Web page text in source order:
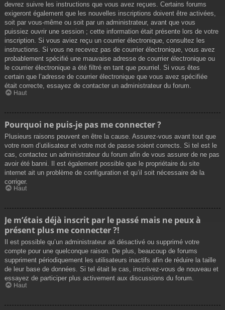
devrez suivre les instructions que vous avez reçues. Certains forums
exigeront également que les nouvelles inscriptions doivent être activées,
soit par vous-même ou soit par un administrateur, avant que vous
puissiez ouvrir une session ; cette information était présente lors de votre
inscription. Si vous aviez reçu un courrier électronique, consultez les
instructions. Si vous ne recevez pas de courrier électronique, vous avez
probablement spécifié une mauvaise adresse de courrier électronique ou
le courrier électronique a été filtré en tant que pourriel. Si vous êtes
certain que l’adresse de courrier électronique que vous avez spécifiée
était correcte, essayez de contacter un administrateur du forum.
Haut
Pourquoi ne puis-je pas me connecter ?
Plusieurs raisons peuvent en être la cause. Assurez-vous avant tout que
votre nom d’utilisateur et votre mot de passe soient corrects. Si tel est le
cas, contactez un administrateur du forum afin de vous assurer de ne pas
avoir été banni. Il est également possible que le propriétaire du site
internet ait un problème de configuration et qu’il soit nécessaire de la
corriger.
Haut
Je m’étais déjà inscrit par le passé mais ne peux à
présent plus me connecter ?!
Il est possible qu’un administrateur ait désactivé ou supprimé votre
compte pour une quelconque raison. De plus, beaucoup de forums
suppriment périodiquement les utilisateurs inactifs afin de réduire la taille
de leur base de données. Si tel était le cas, inscrivez-vous de nouveau et
essayez de participer plus activement aux discussions du forum.
Haut